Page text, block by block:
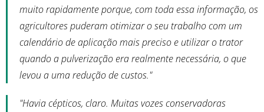
muito rapidamente porque, com toda essa informação, os
agricultores puderam otimizar o seu trabalho com um
calendário de aplicação mais preciso e utilizar o trator
quando a pulverização era realmente necessária, o que
levou a uma redução de custos."
"Havia cépticos, claro. Muitas vozes conservadoras